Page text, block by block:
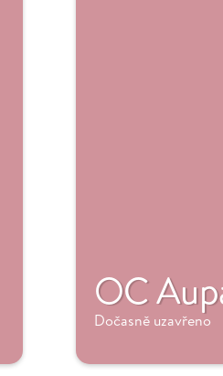
OC
Dočasně uzavřeno